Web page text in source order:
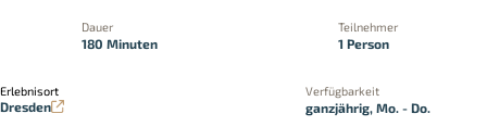
Dauer
180 Minuten
Teilnehmer
1 Person
Erlebnisort
Dresden
Verfügbarkeit
ganzjährig, Mo. - Do.